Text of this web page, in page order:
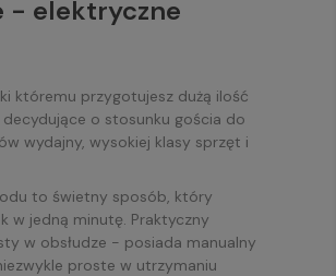
- elektryczne
któremu przygotujesz dużą ilość
o stosunku gościa do
wydajny, wysokiej klasy sprzęt i
to świetny sposób, który
w jedną minutę. Praktyczny
w obsłudze - posiada manualny
proste w utrzymaniu